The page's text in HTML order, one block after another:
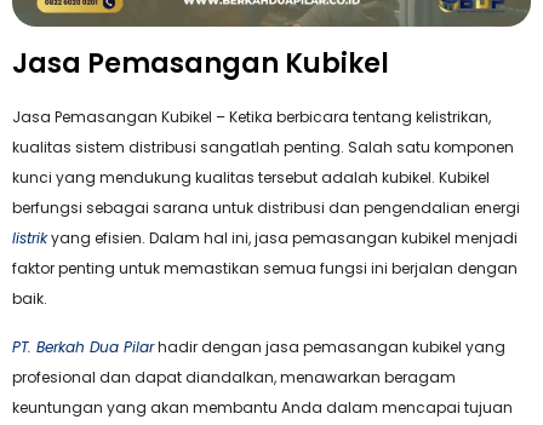
Jasa Pemasangan Kubikel
Jasa Pemasangan Kubikel – Ketika berbicara tentang kelistrikan,
kualitas sistem distribusi sangatlah penting. Salah satu komponen
kunci yang mendukung kualitas tersebut adalah kubikel. Kubikel
berfungsi sebagai sarana untuk distribusi dan pengendalian energi
listrikyang efisien. Dalam hal ini, jasa pemasangan kubikel menjadi
faktor penting untuk memastikan semua fungsi ini berjalan dengan
baik.
PT. Berkah Dua Pilarhadir dengan jasa pemasangan kubikel yang
profesional dan dapat diandalkan, menawarkan beragam
keuntungan yang akan membantu Anda dalam mencapai tujuan